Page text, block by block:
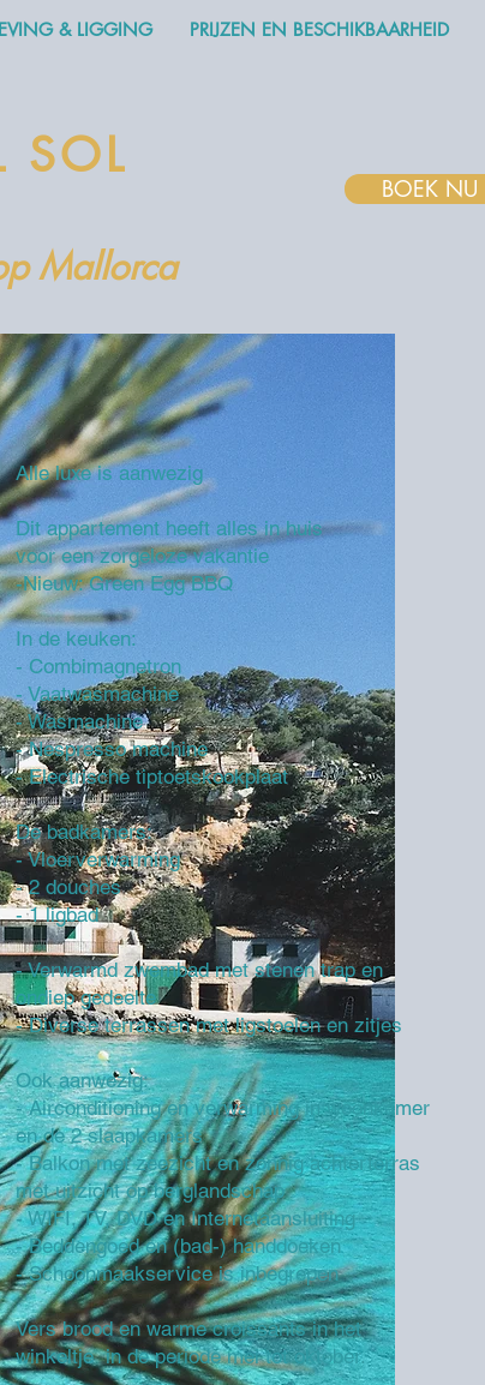
& LIGGING PRIJZEN EN BESCHIKBAARHEID
SOL
Mallorca
BOEK NU
Alle luxe is aanwezig
Dit appartement heeft alles in huis
voor een zorgeloze vakantie
-Nieuw: Green Egg BBQ
In de keuken:
- Combimagnetron
- Vaatwasmachine
- Wasmachine
- Nespresso machine
- Electrische tiptoetskookplaat
De badkamers:
- Vloerverwarming
- 2 douches
- 1 ligbad
- Verwarmd zwembad met stenen trap en
ondiep gedeelte
- Diverse terrassen met ligstoelen en zitjes
Ook aanwezig:
- Airconditioning en verwarming in woonkamer
en de 2 slaapkamers
- Balkon met zeezicht en zonnig achterterras
met uitzicht op berglandschap
- WIFI, TV, DVD en Internetaansluiting
- Beddengoed en (bad-) handdoeken
- Schoonmaakservice is inbegrepen
Vers brood en warme croissants in het
winkeltje in de periode mei tot oktober.